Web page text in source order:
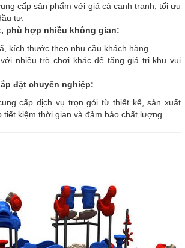
cấp sản phẩm với giá cả cạnh tranh, tối ưu
tư.
phù hợp nhiều không gian:
kích thước theo nhu cầu khách hàng.
nhiều trò chơi khác để tăng giá trị khu vui
đặt chuyên nghiệp:
cấp dịch vụ trọn gói từ thiết kế, sản xuất
tiết kiệm thời gian và đảm bảo chất lượng.